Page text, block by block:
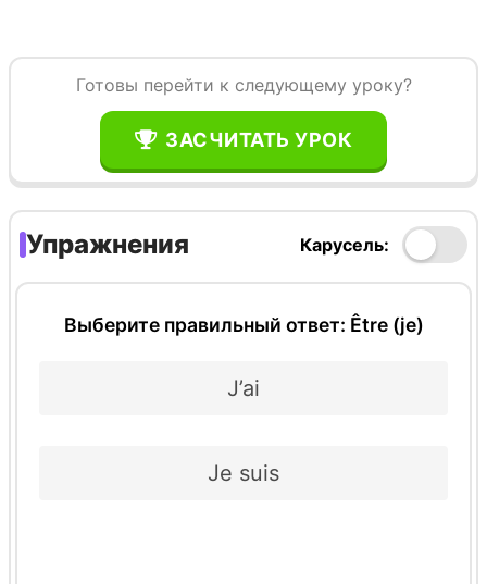
Готовы перейти к следующему уроку?
ЗАСЧИТАТЬ УРОК
Упражнения Карусель:
Выберите правильный ответ: Être (je)
J’ai
Je suis